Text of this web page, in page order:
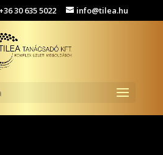
30 635 5022 info@tilea.hu